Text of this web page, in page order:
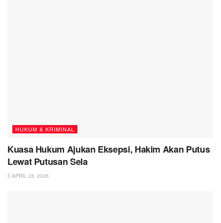
HUKUM & KRIMINAL
Kuasa Hukum Ajukan Eksepsi, Hakim Akan Putus
Lewat Putusan Sela
APRIL 28, 2026